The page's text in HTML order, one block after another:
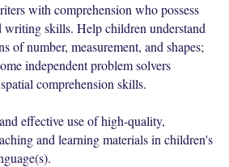
with comprehension who possess
writing skills. Help children understand
of number, measurement, and shapes;
independent problem solvers
comprehension skills.
effective use of high-quality,
and learning materials in children's